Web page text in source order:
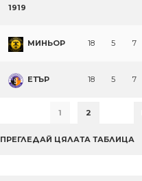
1919
МИНЬОР 18 5 7
ЕТЪР 18 5 7
1 2
ПРЕГЛЕДАЙ ЦЯЛАТА ТАБЛИЦА